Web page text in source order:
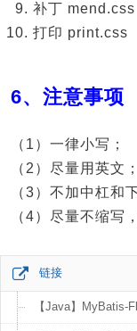
补丁 mend.css
打印 print.css
6、注意事项
（1）一律小写；
（2）尽量用英文；
（3）不加中杠和
（4）尽量不缩写
链接
【Java】MyBatis-